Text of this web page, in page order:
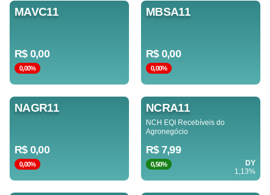
MAVC11
R$ 0,00
0,00%
MBSA11
R$ 0,00
0,00%
NAGR11
R$ 0,00
0,00%
NCRA11
NCH EQI Recebíveis do
Agronegócio
R$ 7,99
0,50%
DY
1,13%